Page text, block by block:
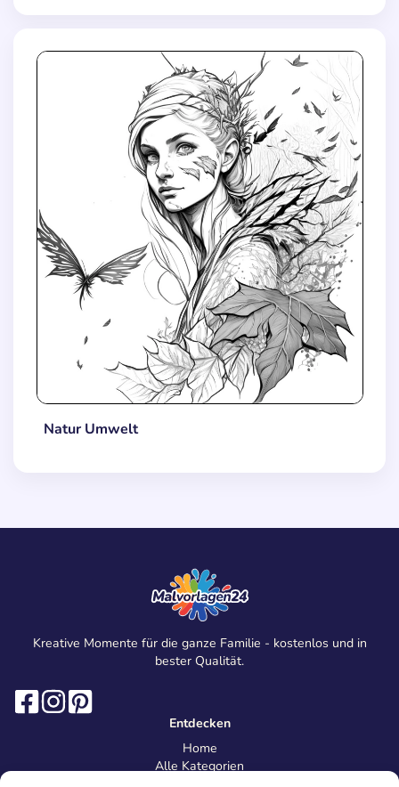
Natur Umwelt
Kreative Momente für die ganze Familie - kostenlos und in
bester Qualität.
Entdecken
Home
Alle Kategorien